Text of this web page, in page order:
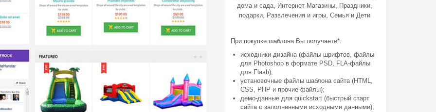
дома и сада
Интернет-Магазины
Праздники,
подарки
Развлечения и игры ,Семья и Дети
При покупке шаблона Вы получаете*:
исходники дизайна (файлы шрифтов, файлы
для Photoshop в формате PSD, FLA-файлы
для Flash);
установочные файлы шаблона сайта (HTML,
CSS, PHP и прочие файлы);
демо-данные для quickstart (быстрый старт
сайта с заполненными исходными данными);